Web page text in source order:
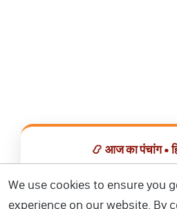
📿 आज का पंचांग •
We use cookies to ensure you
experience on our website. By